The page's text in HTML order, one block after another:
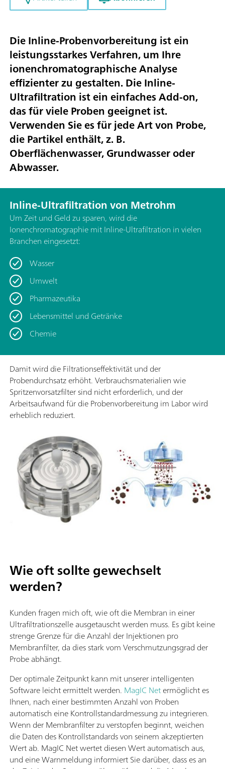
Die Inline-Probenvorbereitung ist ein
leistungsstarkes Verfahren, um Ihre
ionenchromatographische Analyse
effizienter zu gestalten. Die Inline-
Ultrafiltration ist ein einfaches Add-on,
das für viele Proben geeignet ist.
Verwenden Sie es für jede Art von Probe,
die Partikel enthält, z. B.
Oberflächenwasser, Grundwasser oder
Abwasser.
Inline-Ultrafiltration von Metrohm
Um Zeit und Geld zu sparen, wird die
Ionenchromatographie mit Inline-Ultrafiltration in vielen
Branchen eingesetzt:
Wasser
Umwelt
Pharmazeutika
Lebensmittel und Getränke
Chemie
Damit wird die Filtrationseffektivität und der
Probendurchsatz erhöht. Verbrauchsmaterialien wie
Spritzenvorsatzfilter sind nicht erforderlich, und der
Arbeitsaufwand für die Probenvorbereitung im Labor wird
erheblich reduziert.
Wie oft sollte gewechselt
werden?
Kunden fragen mich oft, wie oft die Membran in einer
Ultrafiltrationszelle ausgetauscht werden muss. Es gibt keine
strenge Grenze für die Anzahl der Injektionen pro
Membranfilter, da dies stark vom Verschmutzungsgrad der
Probe abhängt.
Der optimale Zeitpunkt kann mit unserer intelligenten
Software leicht ermittelt werden. MagIC Netermöglicht es
Ihnen, nach einer bestimmten Anzahl von Proben
automatisch eine Kontrollstandardmessung zu integrieren.
Wenn der Membranfilter zu verstopfen beginnt, weichen
die Daten des Kontrollstandards von seinem akzeptierten
Wert ab. MagIC Net wertet diesen Wert automatisch aus,
und eine Warnmeldung informiert Sie darüber, dass es an